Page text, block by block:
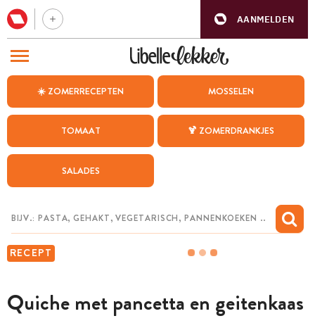
AANMELDEN
☀️ ZOMERRECEPTEN MOSSELEN
TOMAAT 🍹 ZOMERDRANKJES
SALADES
RECEPT
Quiche met pancetta en geitenkaas
BEZOEK ONZE ANDERE WEBSITES
WEEKMENU
CHAT MET MAIA
MIJN BEWAARDE RECEPTEN